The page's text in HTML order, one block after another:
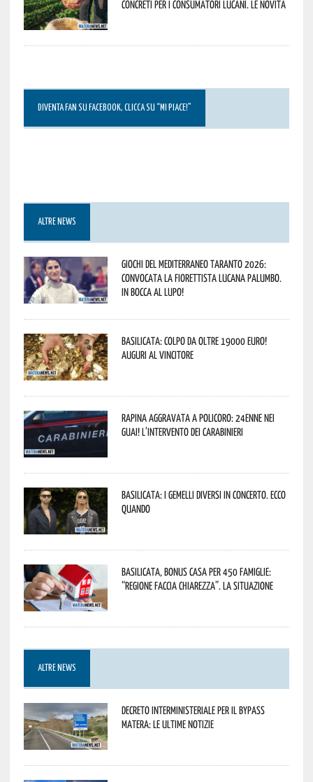
concreti per i consumatori lucani. Le novità
DIVENTA FAN SU FACEBOOK, CLICCA SU “MI PIACE!”
ALTRE NEWS
Giochi del Mediterraneo Taranto 2026:
convocata la fiorettista lucana Palumbo.
In bocca al lupo!
Basilicata: colpo da oltre 19000 Euro!
Auguri al vincitore
Rapina aggravata a Policoro: 24enne nei
guai! L’intervento dei Carabinieri
Basilicata: i Gemelli DiVersi in concerto. Ecco
quando
Basilicata, Bonus casa per 450 famiglie:
“Regione faccia chiarezza”. La situazione
ALTRE NEWS
Decreto interministeriale per il Bypass
Matera: le ultime notizie